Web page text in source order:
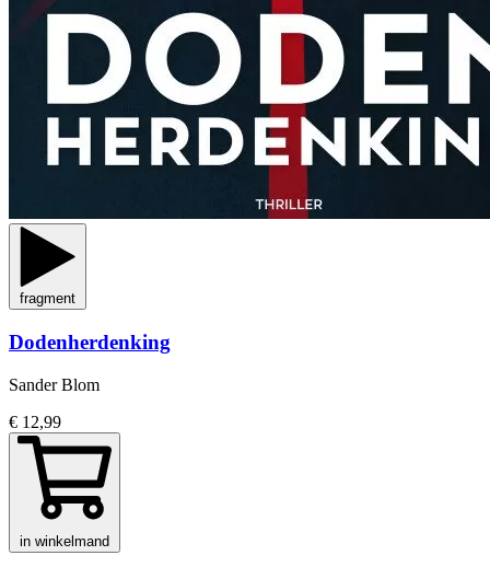
fragment
Dodenherdenking
Sander Blom
€ 12,99
in winkelmand